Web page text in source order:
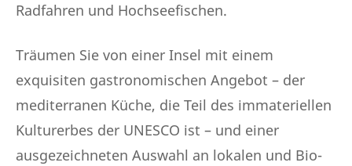
Radfahren und Hochseefischen.
Träumen Sie von einer Insel mit einem
exquisiten gastronomischen Angebot – der
mediterranen Küche, die Teil des immateriellen
Kulturerbes der UNESCO ist – und einer
ausgezeichneten Auswahl an lokalen und Bio-